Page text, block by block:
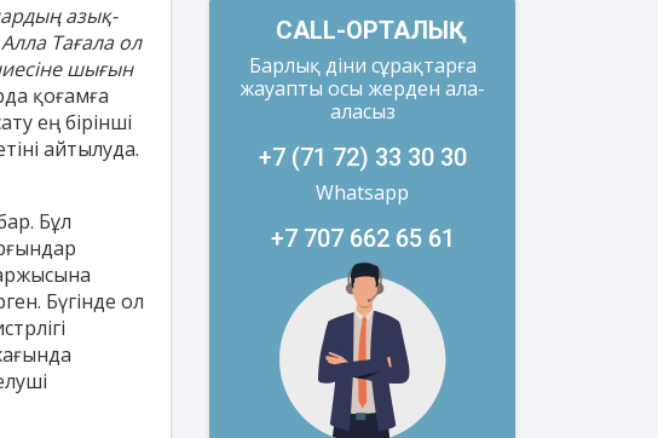
азық-
Тағала ол
шығын
қоғамға
ең бірінші
айтылуда.
Бұл
Бүгінде ол
CALL-ОРТАЛЫҚ
Барлық діни сұрақтарға
жауапты осы жерден ала-
аласыз
+7 (71 72) 33 30 30
Whatsapp
+7 707 662 65 61